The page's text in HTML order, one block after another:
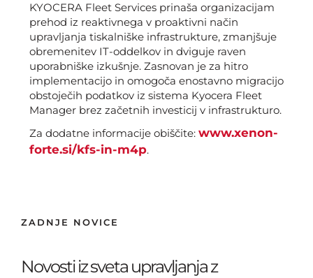
KYOCERA Fleet Services prinaša organizacijam
prehod iz reaktivnega v proaktivni način
upravljanja tiskalniške infrastrukture, zmanjšuje
obremenitev IT-oddelkov in dviguje raven
uporabniške izkušnje. Zasnovan je za hitro
implementacijo in omogoča enostavno migracijo
obstoječih podatkov iz sistema Kyocera Fleet
Manager brez začetnih investicij v infrastrukturo.
Za dodatne informacije obiščite: www.xenon-
forte.si/kfs-in-m4p.
ZADNJE NOVICE
Novosti iz sveta upravljanja z